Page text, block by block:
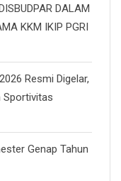
DALAM
KKM IKIP PGRI
Resmi Digelar,
Sportivitas
Genap Tahun